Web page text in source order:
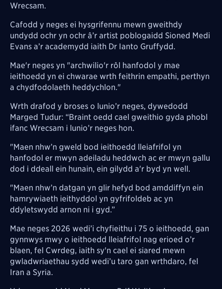
Wrecsam.
Cafodd y neges ei hysgrifennu mewn gweithdy
undydd ochr yn ochr â’r artist poblogaidd Sioned Medi
Evans a’r academydd iaith Dr Ianto Gruffydd.
Mae'r neges yn "archwilio'r rôl hanfodol y mae
ieithoedd yn ei chwarae wrth feithrin empathi, perthyn
a chydfodolaeth heddychlon."
Wrth drafod y broses o lunio’r neges, dywedodd
Marged Tudur: “Braint oedd cael gweithio gyda phobl
ifanc Wrecsam i lunio’r neges hon.
"Maen nhw’n gweld bod ieithoedd lleiafrifol yn
hanfodol er mwyn adeiladu heddwch ac er mwyn gallu
dod i ddeall ein hunain, ein gilydd a'r byd yn well.
"Maen nhw’n datgan yn glir hefyd bod amddiffyn ein
hamrywiaeth ieithyddol yn gyfrifoldeb ac yn
ddyletswydd arnon ni i gyd.”
Mae neges 2026 wedi’i chyfieithu i 75 o ieithoedd, gan
gynnwys mwy o ieithoedd lleiafrifol nag erioed o’r
blaen, fel Cwrdeg, iaith sy'n cael ei siared mewn
gwladwriaethau sydd wedi’u taro gan wrthdaro, fel
Iran a Syria.